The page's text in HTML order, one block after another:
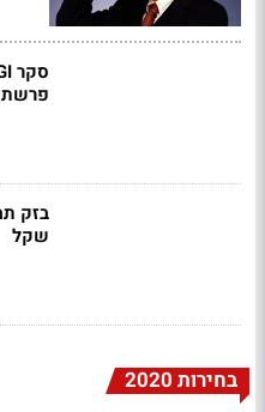
פרשת NSO על כלכליסט?
שקל
בחירות 2020